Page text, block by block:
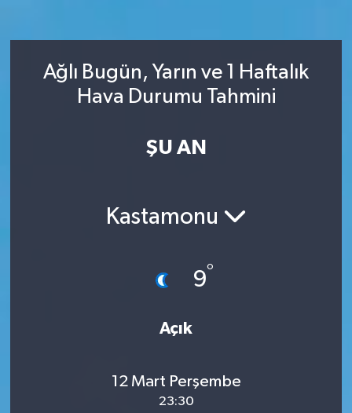
Ağlı Bugün, Yarın ve 1 Haftalık
Hava Durumu Tahmini
ŞU AN
Kastamonu
9°
Açık
12 Mart Perşembe
23:30
Tüm Manşetler
Son Dakika Haberleri